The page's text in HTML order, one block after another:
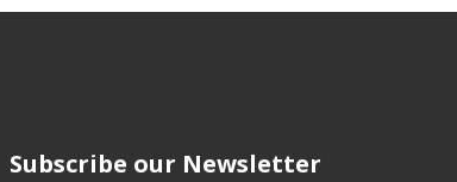
Subscribe our Newsletter